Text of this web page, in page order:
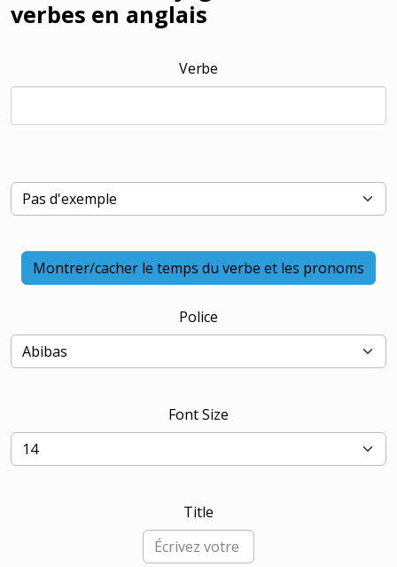
verbes en anglais
Verbe
Montrer/cacher le temps du verbe et les pronoms
Police
Font Size
Title